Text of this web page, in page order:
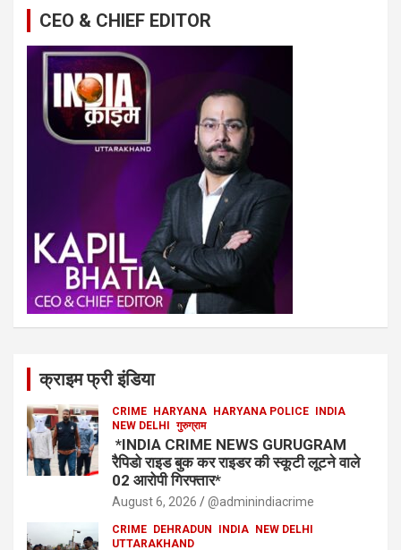
CEO & CHIEF EDITOR
क्राइम फ्री इंडिया
CRIME HARYANA HARYANA POLICE INDIA
NEW DELHI गुरुग्राम
*INDIA CRIME NEWS GURUGRAM
रैपिडो राइड बुक कर राइडर की स्कूटी लूटने वाले
02 आरोपी गिरफ्तार*
August 6, 2026 @adminindiacrime
CRIME DEHRADUN INDIA NEW DELHI
UTTARAKHAND